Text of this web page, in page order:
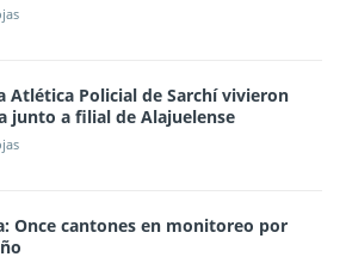
Atlética Policial de Sarchí vivieron
junto a filial de Alajuelense
Once cantones en monitoreo por